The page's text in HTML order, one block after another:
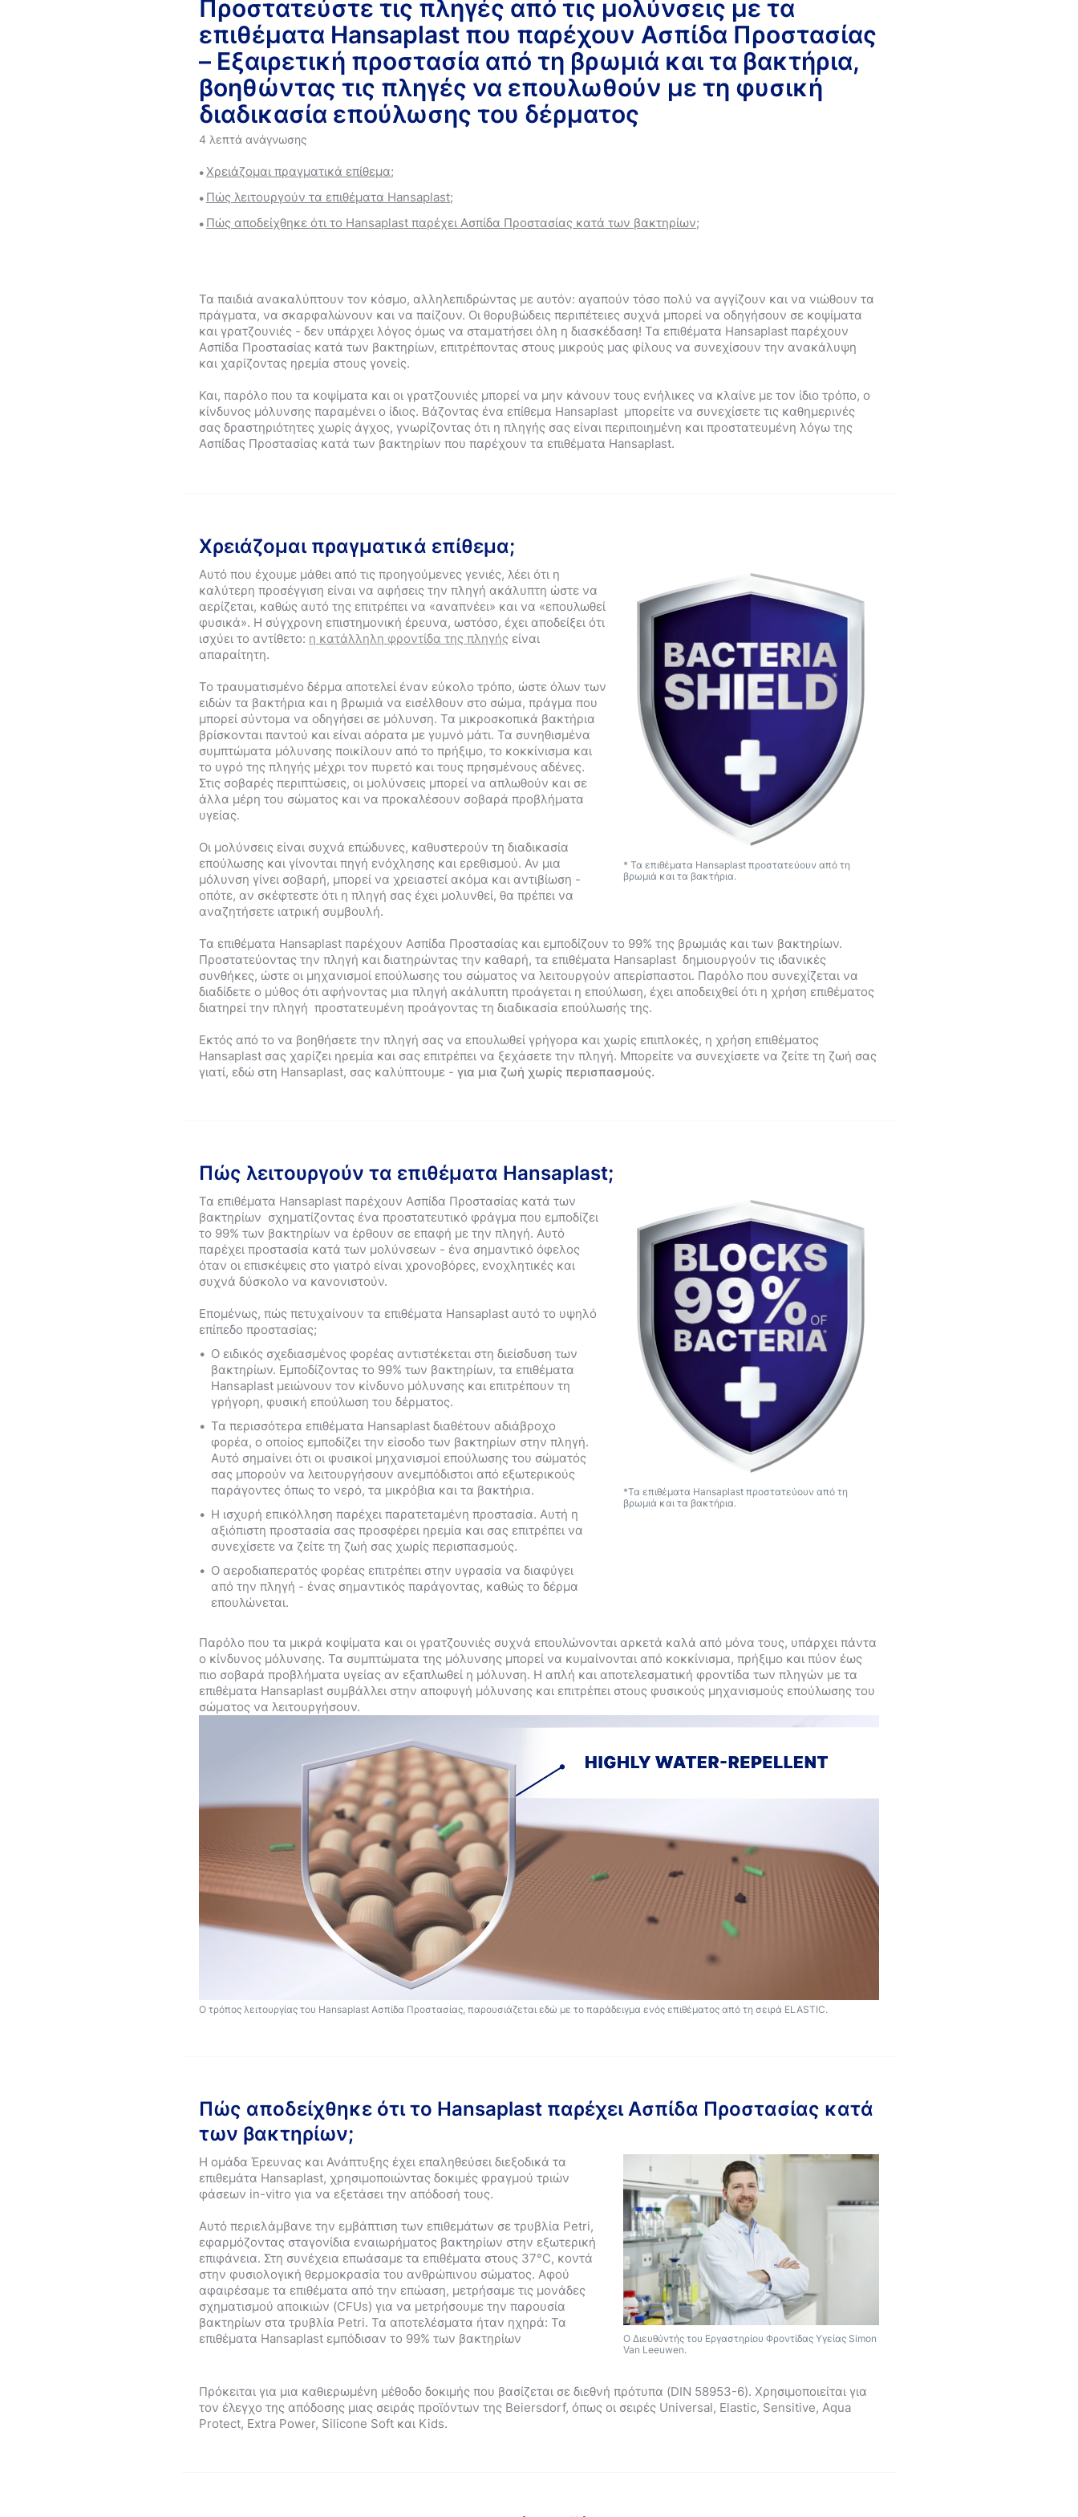
Ανάπλαση Ουλών
Περιποίηση πληγών.
Σπρέι Καθαρισμού Πληγών
5.0
Προστατεύστε τις πληγές από τις μολύνσεις με τα
επιθέματα Hansaplast που παρέχουν Ασπίδα Προστασίας
– Eξαιρετική προστασία από τη βρωμιά και τα βακτήρια,
βοηθώντας τις πληγές να επουλωθούν με τη φυσική
διαδικασία επούλωσης του δέρματος
4 λεπτά ανάγνωσης
Χρειάζομαι πραγματικά επίθεμα;
Πώς λειτουργούν τα επιθέματα Hansaplast;
Πώς αποδείχθηκε ότι το Hansaplast παρέχει Ασπίδα Προστασίας κατά των βακτηρίων;
Τα παιδιά ανακαλύπτουν τον κόσμο, αλληλεπιδρώντας με αυτόν: αγαπούν τόσο πολύ να αγγίζουν και να νιώθουν τα
πράγματα, να σκαρφαλώνουν και να παίζουν. Οι θορυβώδεις περιπέτειες συχνά μπορεί να οδηγήσουν σε κοψίματα
και γρατζουνιές - δεν υπάρχει λόγος όμως να σταματήσει όλη η διασκέδαση! Τα επιθέματα Hansaplast παρέχουν
Ασπίδα Προστασίας κατά των βακτηρίων, επιτρέποντας στους μικρούς μας φίλους να συνεχίσουν την ανακάλυψη
και χαρίζοντας ηρεμία στους γονείς.
Και, παρόλο που τα κοψίματα και οι γρατζουνιές μπορεί να μην κάνουν τους ενήλικες να κλαίνε με τον ίδιο τρόπο, ο
κίνδυνος μόλυνσης παραμένει ο ίδιος. Βάζοντας ένα επίθεμα Hansaplast μπορείτε να συνεχίσετε τις καθημερινές
σας δραστηριότητες χωρίς άγχος, γνωρίζοντας ότι η πληγής σας είναι περιποιημένη και προστατευμένη λόγω της
Ασπίδας Προστασίας κατά των βακτηρίων που παρέχουν τα επιθέματα Hansaplast.
Χρειάζομαι πραγματικά επίθεμα;
* Τα επιθέματα Hansaplast προστατεύουν από τη
βρωμιά και τα βακτήρια.
Αυτό που έχουμε μάθει από τις προηγούμενες γενιές, λέει ότι η
καλύτερη προσέγγιση είναι να αφήσεις την πληγή ακάλυπτη ώστε να
αερίζεται, καθώς αυτό της επιτρέπει να «αναπνέει» και να «επουλωθεί
φυσικά». Η σύγχρονη επιστημονική έρευνα, ωστόσο, έχει αποδείξει ότι
ισχύει το αντίθετο: η κατάλληλη φροντίδα της πληγής είναι
απαραίτητη.
Το τραυματισμένο δέρμα αποτελεί έναν εύκολο τρόπο, ώστε όλων των
ειδών τα βακτήρια και η βρωμιά να εισέλθουν στο σώμα, πράγμα που
μπορεί σύντομα να οδηγήσει σε μόλυνση. Τα μικροσκοπικά βακτήρια
βρίσκονται παντού και είναι αόρατα με γυμνό μάτι. Τα συνηθισμένα
συμπτώματα μόλυνσης ποικίλουν από το πρήξιμο, το κοκκίνισμα και
το υγρό της πληγής μέχρι τον πυρετό και τους πρησμένους αδένες.
Στις σοβαρές περιπτώσεις, οι μολύνσεις μπορεί να απλωθούν και σε
άλλα μέρη του σώματος και να προκαλέσουν σοβαρά προβλήματα
υγείας.
Οι μολύνσεις είναι συχνά επώδυνες, καθυστερούν τη διαδικασία
επούλωσης και γίνονται πηγή ενόχλησης και ερεθισμού. Αν μια
μόλυνση γίνει σοβαρή, μπορεί να χρειαστεί ακόμα και αντιβίωση -
οπότε, αν σκέφτεστε ότι η πληγή σας έχει μολυνθεί, θα πρέπει να
αναζητήσετε ιατρική συμβουλή.
Τα επιθέματα Hansaplast παρέχουν Ασπίδα Προστασίας και εμποδίζουν το 99% της βρωμιάς και των βακτηρίων.
Προστατεύοντας την πληγή και διατηρώντας την καθαρή, τα επιθέματα Hansaplast δημιουργούν τις ιδανικές
συνθήκες, ώστε οι μηχανισμοί επούλωσης του σώματος να λειτουργούν απερίσπαστοι. Παρόλο που συνεχίζεται να
διαδίδετε ο μύθος ότι αφήνοντας μια πληγή ακάλυπτη προάγεται η επούλωση, έχει αποδειχθεί ότι η χρήση επιθέματος
διατηρεί την πληγή προστατευμένη προάγοντας τη διαδικασία επούλωσής της.
Εκτός από το να βοηθήσετε την πληγή σας να επουλωθεί γρήγορα και χωρίς επιπλοκές, η χρήση επιθέματος
Hansaplast σας χαρίζει ηρεμία και σας επιτρέπει να ξεχάσετε την πληγή. Μπορείτε να συνεχίσετε να ζείτε τη ζωή σας
γιατί, εδώ στη Hansaplast, σας καλύπτουμε - για μια ζωή χωρίς περισπασμούς.
Πώς λειτουργούν τα επιθέματα Hansaplast;
*Τα επιθέματα Hansaplast προστατεύουν από τη
βρωμιά και τα βακτήρια.
Τα επιθέματα Hansaplast παρέχουν Ασπίδα Προστασίας κατά των
βακτηρίων σχηματίζοντας ένα προστατευτικό φράγμα που εμποδίζει
το 99% των βακτηρίων να έρθουν σε επαφή με την πληγή. Αυτό
παρέχει προστασία κατά των μολύνσεων - ένα σημαντικό όφελος
όταν οι επισκέψεις στο γιατρό είναι χρονοβόρες, ενοχλητικές και
συχνά δύσκολο να κανονιστούν.
Επομένως, πώς πετυχαίνουν τα επιθέματα Hansaplast αυτό το υψηλό
επίπεδο προστασίας;
Ο ειδικός σχεδιασμένος φορέας αντιστέκεται στη διείσδυση των
βακτηρίων. Εμποδίζοντας το 99% των βακτηρίων, τα επιθέματα
Hansaplast μειώνουν τον κίνδυνο μόλυνσης και επιτρέπουν τη
γρήγορη, φυσική επούλωση του δέρματος.
Τα περισσότερα επιθέματα Hansaplast διαθέτουν αδιάβροχο
φορέα, ο οποίος εμποδίζει την είσοδο των βακτηρίων στην πληγή.
Αυτό σημαίνει ότι οι φυσικοί μηχανισμοί επούλωσης του σώματός
σας μπορούν να λειτουργήσουν ανεμπόδιστοι από εξωτερικούς
παράγοντες όπως το νερό, τα μικρόβια και τα βακτήρια.
Η ισχυρή επικόλληση παρέχει παρατεταμένη προστασία. Αυτή η
αξιόπιστη προστασία σας προσφέρει ηρεμία και σας επιτρέπει να
συνεχίσετε να ζείτε τη ζωή σας χωρίς περισπασμούς.
Ο αεροδιαπερατός φορέας επιτρέπει στην υγρασία να διαφύγει
από την πληγή - ένας σημαντικός παράγοντας, καθώς το δέρμα
επουλώνεται.
Παρόλο που τα μικρά κοψίματα και οι γρατζουνιές συχνά επουλώνονται αρκετά καλά από μόνα τους, υπάρχει πάντα
ο κίνδυνος μόλυνσης. Τα συμπτώματα της μόλυνσης μπορεί να κυμαίνονται από κοκκίνισμα, πρήξιμο και πύον έως
πιο σοβαρά προβλήματα υγείας αν εξαπλωθεί η μόλυνση. Η απλή και αποτελεσματική φροντίδα των πληγών με τα
επιθέματα Hansaplast συμβάλλει στην αποφυγή μόλυνσης και επιτρέπει στους φυσικούς μηχανισμούς επούλωσης του
σώματος να λειτουργήσουν.
Ο τρόπος λειτουργίας του Hansaplast Ασπίδα Προστασίας, παρουσιάζεται εδώ με το παράδειγμα ενός επιθέματος από τη σειρά ELASTIC.
Πώς αποδείχθηκε ότι το Hansaplast παρέχει Ασπίδα Προστασίας κατά
των βακτηρίων;
Ο Διευθύντής του Εργαστηρίου Φροντίδας Υγείας Simon
Van Leeuwen.
Η ομάδα Έρευνας και Ανάπτυξης έχει επαληθεύσει διεξοδικά τα
επιθεμάτα Hansaplast, χρησιμοποιώντας δοκιμές φραγμού τριών
φάσεων in-vitro για να εξετάσει την απόδοσή τους.
Αυτό περιελάμβανε την εμβάπτιση των επιθεμάτων σε τρυβλία Petri,
εφαρμόζοντας σταγονίδια εναιωρήματος βακτηρίων στην εξωτερική
επιφάνεια. Στη συνέχεια επωάσαμε τα επιθέματα στους 37°C, κοντά
στην φυσιολογική θερμοκρασία του ανθρώπινου σώματος. Αφού
αφαιρέσαμε τα επιθέματα από την επώαση, μετρήσαμε τις μονάδες
σχηματισμού αποικιών (CFUs) για να μετρήσουμε την παρουσία
βακτηρίων στα τρυβλία Petri. Τα αποτελέσματα ήταν ηχηρά: Τα
επιθέματα Hansaplast εμπόδισαν το 99% των βακτηρίων
Πρόκειται για μια καθιερωμένη μέθοδο δοκιμής που βασίζεται σε διεθνή πρότυπα (DIN 58953-6). Χρησιμοποιείται για
τον έλεγχο της απόδοσης μιας σειράς προϊόντων της Beiersdorf, όπως οι σειρές Universal, Elastic, Sensitive, Aqua
Protect, Extra Power, Silicone Soft και Kids.